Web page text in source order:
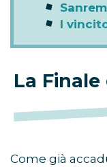
I
La
Come già